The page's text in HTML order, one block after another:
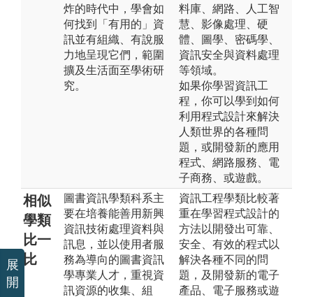
炸的時代中，學會如
何找到「有用的」資
訊並有組織、有說服
力地呈現它們，範圍
擴及生活面至學術研
究。
料庫、網路、人工智
慧、影像處理、硬
體、圖學、密碼學、
資訊安全與資料處理
等領域。
如果你學習資訊工
程，你可以學到如何
利用程式設計來解決
人類世界的各種問
題，或開發新的應用
程式、網路服務、電
子商務、或遊戲。
相似
學類
比一
比
圖書資訊學類科系主
要在培養能善用新興
資訊技術處理資料與
訊息，並以使用者服
務為導向的圖書資訊
學專業人才，重視資
訊資源的收集、組
資訊工程學類比較著
重在學習程式設計的
方法以開發出可靠、
安全、有效的程式以
解決各種不同的問
題，及開發新的電子
產品、電子服務或遊
展
開